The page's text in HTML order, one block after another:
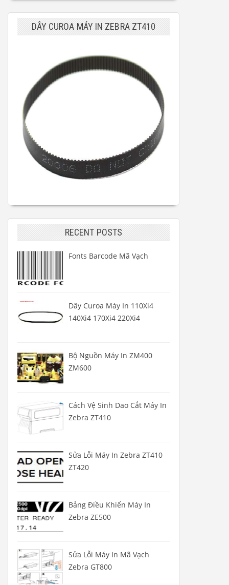
DÂY CUROA MÁY IN ZEBRA ZT410
RECENT POSTS
Fonts Barcode Mã Vạch
Dây Curoa Máy In 110Xi4
140Xi4 170Xi4 220Xi4
Bộ Nguồn Máy In ZM400
ZM600
Cách Vệ Sinh Dao Cắt Máy In
Zebra ZT410
Sửa Lỗi Máy In Zebra ZT410
ZT420
Bảng Điều Khiển Máy In
Zebra ZE500
Sửa Lỗi Máy In Mã Vạch
Zebra GT800